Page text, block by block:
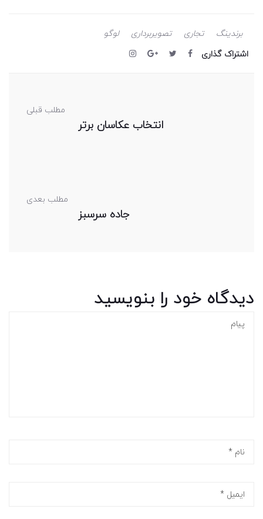
برندینگ تجاری تصویربرداری
لوگو
اشتراک گذاری
مطلب قبلی
انتخاب عکاسان برتر
مطلب بعدی
جاده سرسبز
دیدگاه خود را بنویسید